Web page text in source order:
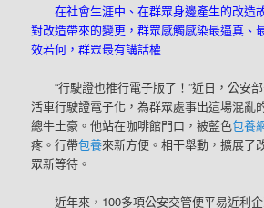
在社會生涯中、在群眾身邊產生的改造
對改造帶來的變更，群眾感觸感染最逼真、
效若何，群眾最有講話權
“行駛證也推行電子版了！”近日，公安
活車行駛證電子化，為群眾處事出這場混亂
總牛土豪。他站在咖啡館門口，被藍色包養
疼。行帶包養來新方便。相干舉動，擴展了
眾新等待。
近年來，100多項公安交管便平易近利